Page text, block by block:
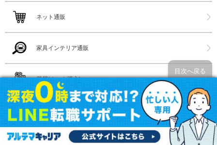
ネット通販
家具インテリア通販
花屋(ネット購入)
コンタクトレンズ販売店
メガネ店
目次へ戻る